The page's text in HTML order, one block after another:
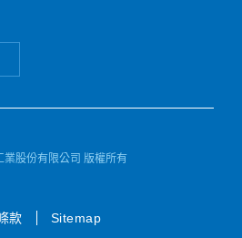
股份有限公司 版權所有
款 Sitemap